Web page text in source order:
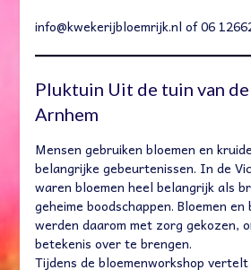
info@kwekerijbloemrijk.nl of 06
Pluktuin Uit de tuin van
Arnhem
Mensen gebruiken bloemen en
belangrijke gebeurtenissen. In de
waren bloemen heel belangrijk als
geheime boodschappen. Bloemen en
werden daarom met zorg gekozen,
betekenis over te brengen.
Tijdens de bloemenworkshop vertelt